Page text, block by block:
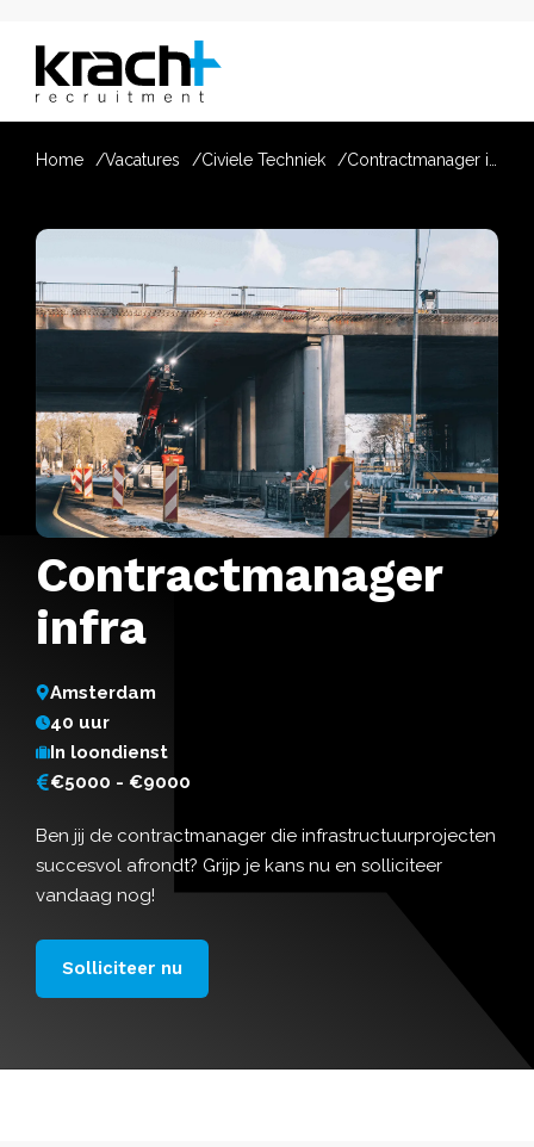
Home Vacatures Civiele Techniek
Contractmanager
infra
Amsterdam
40 uur
In loondienst
€5000 - €9000
Ben jij de contractmanager die infrastructuurprojecten
succesvol afrondt? Grijp je kans nu en solliciteer
vandaag nog!
Solliciteer nu